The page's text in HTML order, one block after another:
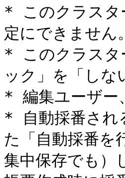
* このクラスタ
定にできません。
* このクラスタ
ック」を「しな
* 編集ユーザー
* 自動採番され
た「自動採番を
集中保存でも）